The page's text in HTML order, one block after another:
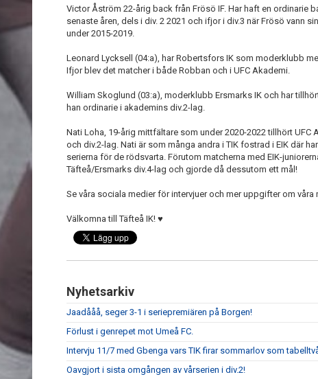
Victor Åström 22-årig back från Frösö IF. Har haft en ordinarie
senaste åren, dels i div. 2 2021 och ifjor i div.3 när Frösö vann
under 2015-2019.
Leonard Lycksell (04:a), har Robertsfors IK som moderklubb
Ifjor blev det matcher i både Robban och i UFC Akademi.
William Skoglund (03:a), moderklubb Ersmarks IK och har
han ordinarie i akademins div.2-lag.
Nati Loha, 19-årig mittfältare som under 2020-2022 tillhört UFC
och div.2-lag. Nati är som många andra i TIK fostrad i EIK där
serierna för de rödsvarta. Förutom matcherna med EIK-
Täfteå/Ersmarks div.4-lag och gjorde då dessutom ett mål!
Se våra sociala medier för intervjuer och mer uppgifter om våra
Välkomna till Täfteå IK! ♥️
Nyhetsarkiv
Jaadååå, seger 3-1 i seriepremiären på Borgen!
Förlust i genrepet mot Umeå FC.
Intervju 11/7 med Gbenga vars TIK firar sommarlov som
Oavgjort i sista omgången av vårserien i div.2!